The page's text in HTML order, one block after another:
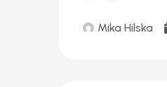
Mika Hilska